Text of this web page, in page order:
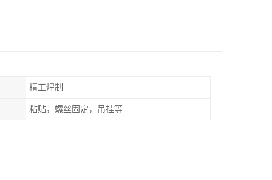
精工焊制
粘贴，螺丝固定，吊挂等